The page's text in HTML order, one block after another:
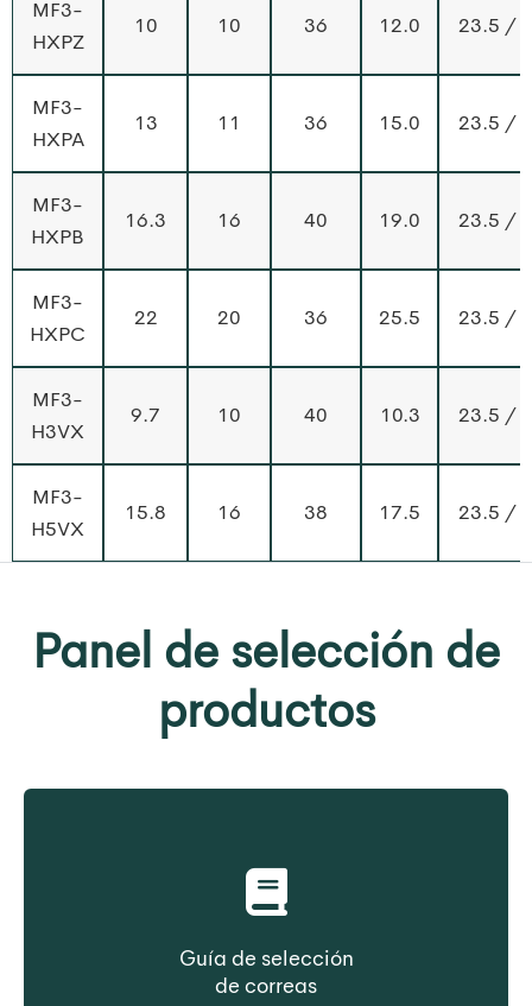
MF3-
HXPZ
10 10 36 12.0 23.5 /
MF3-
HXPA
13 11 36 15.0 23.5 /
MF3-
HXPB
16.3 16 40 19.0 23.5 /
MF3-
HXPC
22 20 36 25.5 23.5 /
MF3-
H3VX
9.7 10 40 10.3 23.5 /
MF3-
H5VX
15.8 16 38 17.5 23.5 /
Panel de selección de
productos
Guía de selección
de correas